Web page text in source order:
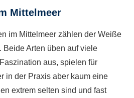
Mittelmeer
im Mittelmeer zählen der Weiße
Beide Arten üben auf viele
aus, spielen für
in der Praxis aber kaum eine
extrem selten sind und fast